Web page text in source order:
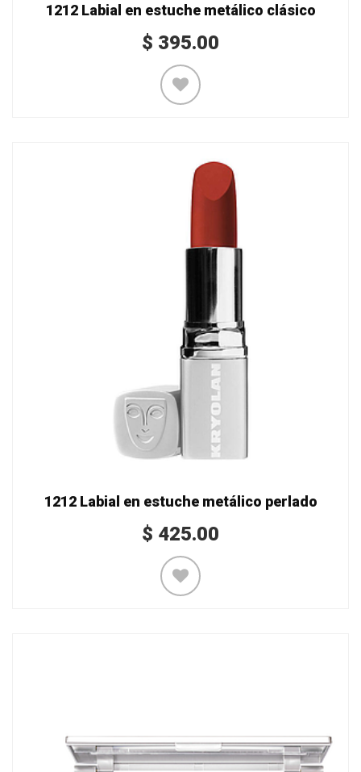
1212 Labial en estuche metálico clásico
$ 395.00
1212 Labial en estuche metálico perlado
$ 425.00